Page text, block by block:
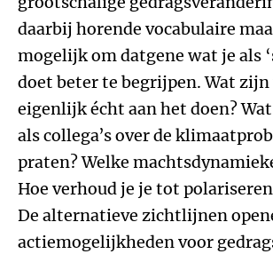
daarbij horende vocabulaire
mogelijk om datgene wat je als
doet beter te begrijpen. Wat zijn
eigenlijk écht aan het doen?
als collega’s over de
praten? Welke
Hoe verhoud je je tot
De alternatieve zichtlijnen
actiemogelijkheden voor